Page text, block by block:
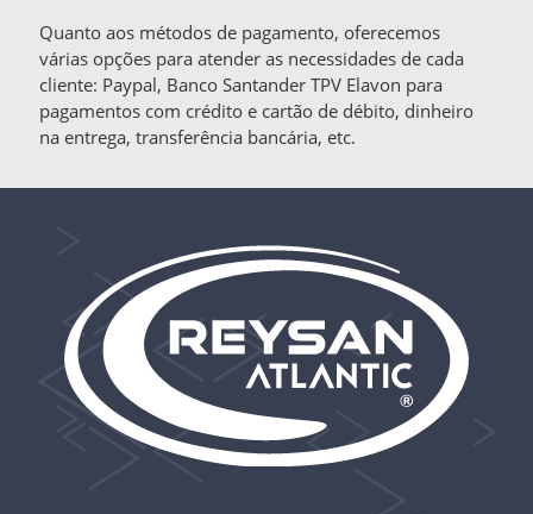
Quanto aos métodos de pagamento, oferecemos
várias opções para atender as necessidades de cada
cliente: Paypal, Banco Santander TPV Elavon para
pagamentos com crédito e cartão de débito, dinheiro
na entrega, transferência bancária, etc.